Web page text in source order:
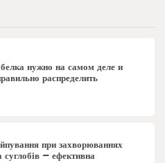
нужно на самом деле и
распределить
при захворюваннях
суглобів – ефективна